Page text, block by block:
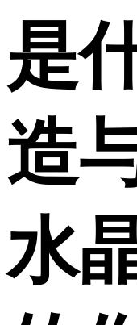
是
造
水